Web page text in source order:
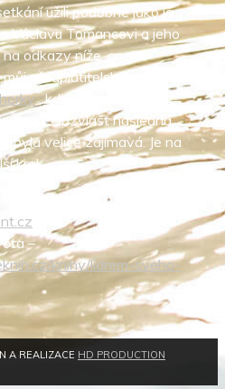
užili podobně jako já.
Václavu Tomancovi a jeho
odkazy níže, anebo
předplatitelský kanál
, kde je ještě skoro
Obzvlášť následná
byla velice zajímavá. Je na
krok.
–
knihy/lidrem-sveho-
A REALIZACE HD PRODUCTION